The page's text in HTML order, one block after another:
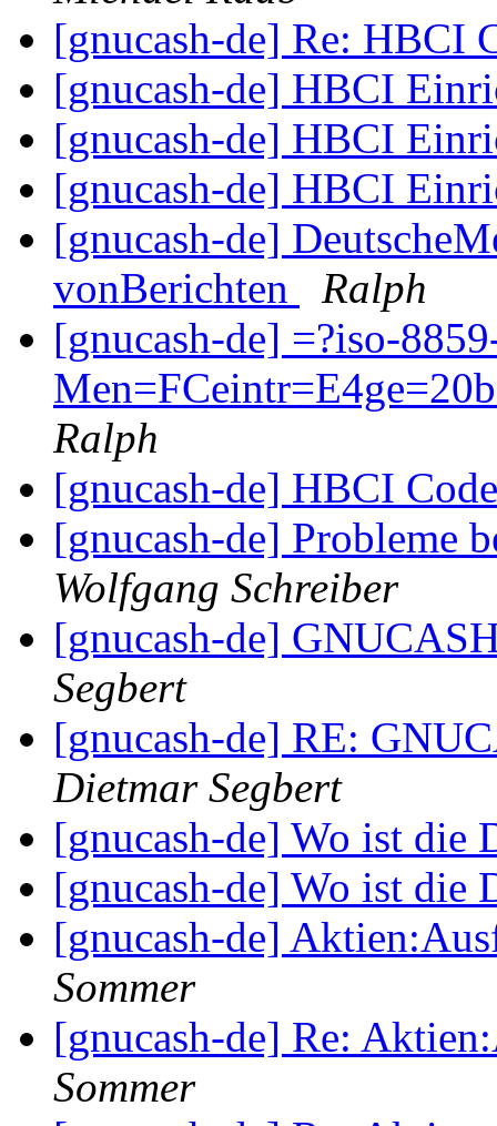
[gnucash-de] Re: HBCI
[gnucash-de] HBCI
[gnucash-de] HBCI
[gnucash-de] HBCI
[gnucash-de]
vonBerichten
Ralph
[gnucash-de] =?iso-
Ralph
[gnucash-de] HBCI
[gnucash-de] Probleme
Wolfgang Schreiber
[gnucash-de]
Segbert
[gnucash-de] RE:
Dietmar Segbert
[gnucash-de] Wo ist die
[gnucash-de] Wo ist die
[gnucash-de]
Sommer
[gnucash-de] Re:
Sommer